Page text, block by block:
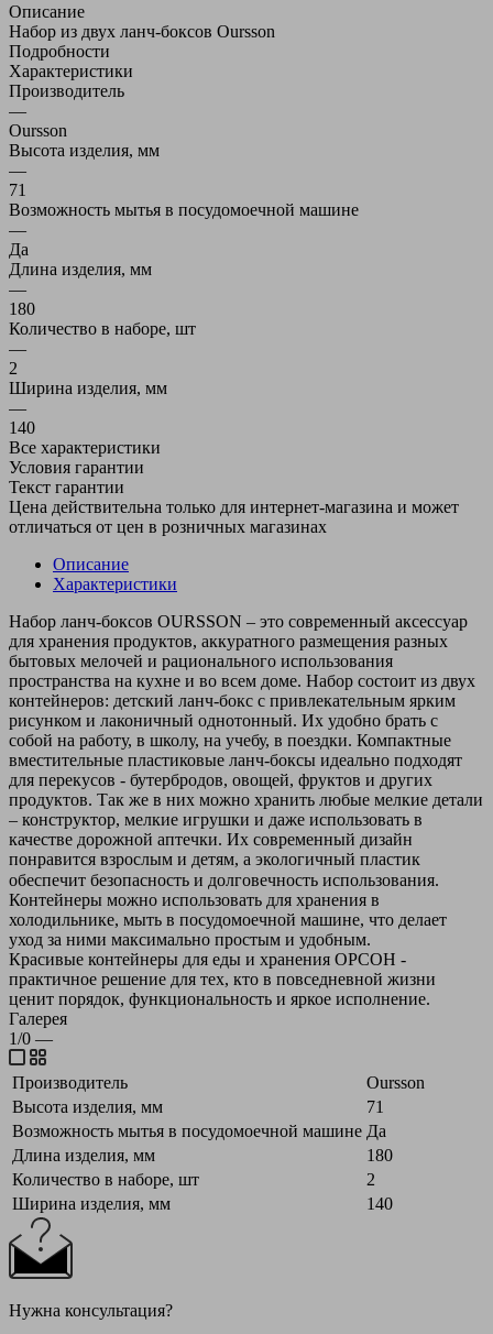
Описание
Набор из двух ланч-боксов Oursson
Подробности
Характеристики
Производитель
—
Oursson
Высота изделия, мм
—
71
Возможность мытья в посудомоечной машине
—
Да
Длина изделия, мм
—
180
Количество в наборе, шт
—
2
Ширина изделия, мм
—
140
Все характеристики
Условия гарантии
Текст гарантии
Цена действительна только для интернет-магазина и может
отличаться от цен в розничных магазинах
Описание
Характеристики
Набор ланч-боксов OURSSON – это современный аксессуар
для хранения продуктов, аккуратного размещения разных
бытовых мелочей и рационального использования
пространства на кухне и во всем доме. Набор состоит из двух
контейнеров: детский ланч-бокс с привлекательным ярким
рисунком и лаконичный однотонный. Их удобно брать с
собой на работу, в школу, на учебу, в поездки. Компактные
вместительные пластиковые ланч-боксы идеально подходят
для перекусов - бутербродов, овощей, фруктов и других
продуктов. Так же в них можно хранить любые мелкие детали
– конструктор, мелкие игрушки и даже использовать в
качестве дорожной аптечки. Их современный дизайн
понравится взрослым и детям, а экологичный пластик
обеспечит безопасность и долговечность использования. ⠀
Контейнеры можно использовать для хранения в
холодильнике, мыть в посудомоечной машине, что делает
уход за ними максимально простым и удобным.
Красивые контейнеры для еды и хранения ОРСОН -
практичное решение для тех, кто в повседневной жизни
ценит порядок, функциональность и яркое исполнение.
Галерея
1/0 —
Производитель
Oursson
Высота изделия, мм
71
Возможность мытья в посудомоечной машине Да
Длина изделия, мм
180
Количество в наборе, шт
2
Ширина изделия, мм
140
Нужна консультация?